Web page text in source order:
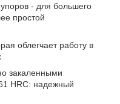
- для большего
простой
облегчает работу в
закаленными
HRC: надежный